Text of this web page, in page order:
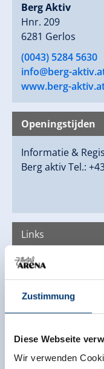
Zustimmung
Diese Webseite
Wir verwenden
Instructie &
Prijs: € 50,00 per
Tijdperiode: Juni
Berg Aktiv
Hnr. 209
6281 Gerlos
(0043) 5284 5630
info@berg-
www.berg-
Openingstijden
Informatie &
Berg aktiv Tel.:
Links
Bergaktiv